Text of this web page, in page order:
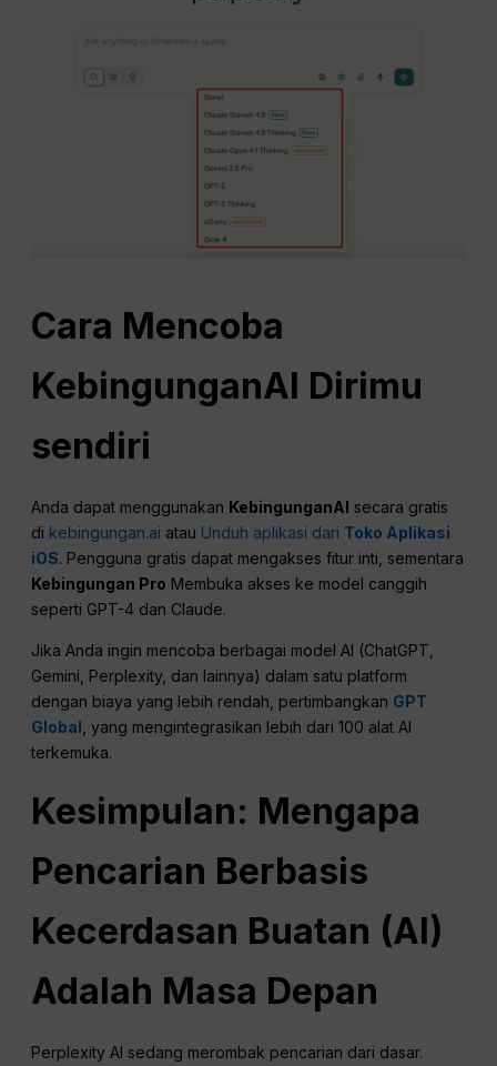
Cara Mencoba
KebingunganAI Dirimu
sendiri
Anda dapat menggunakan KebingunganAI secara gratis
di kebingungan.ai atau Unduh aplikasi dari Toko Aplikasi
iOS. Pengguna gratis dapat mengakses fitur inti, sementara
Kebingungan Pro Membuka akses ke model canggih
seperti GPT-4 dan Claude.
Jika Anda ingin mencoba berbagai model AI (ChatGPT,
Gemini, Perplexity, dan lainnya) dalam satu platform
dengan biaya yang lebih rendah, pertimbangkan GPT
Global , yang mengintegrasikan lebih dari 100 alat AI
terkemuka.
Kesimpulan: Mengapa
Pencarian Berbasis
Kecerdasan Buatan (AI)
Adalah Masa Depan
Perplexity AI sedang merombak pencarian dari dasar.